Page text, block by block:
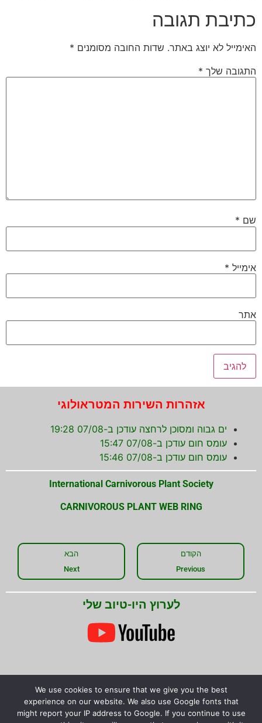
כתיבת תגובה
האימייל לא יוצג באתר. שדות החובה מסומנים *
התגובה שלך *
שם *
אימייל *
אתר
אזהרות השירות המטראולוגי
ים גבוה ומסוכן לרחצה עודכן ב-07/08 19:28
עומס חום עודכן ב-07/08 15:47
עומס חום עודכן ב-07/08 15:46
International Carnivorous Plant Society
CARNIVOROUS PLANT WEB RING
הקודם
Previous
הבא
Next
לערוץ היו-טיוב שלי
שתפו את המידע!
We use cookies to ensure that we give you the best
experience on our website. We also use Google fonts that
might report your IP address to Google. If you continue to use